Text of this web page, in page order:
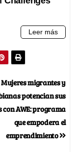
Mujeres migrantes y
potencian sus
con AWE: programa
que empodera el
emprendimiento